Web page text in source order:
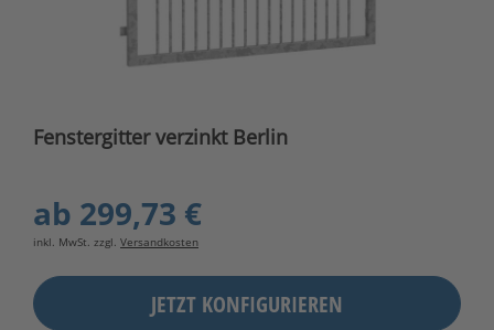
Fenstergitter verzinkt Berlin
ab 299,73 €
inkl. MwSt. zzgl. Versandkosten
JETZT KONFIGURIEREN